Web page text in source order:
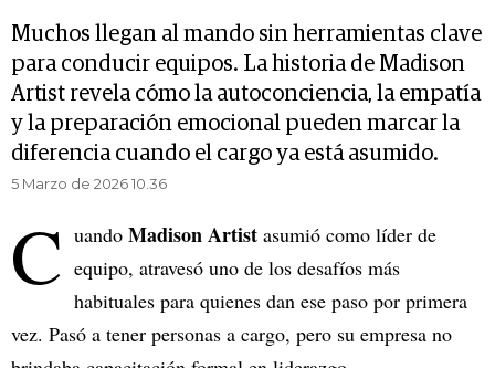
Muchos llegan al mando sin herramientas clave
para conducir equipos. La historia de Madison
Artist revela cómo la autoconciencia, la empatía
y la preparación emocional pueden marcar la
diferencia cuando el cargo ya está asumido.
5 Marzo de 2026 10.36
C uando Madison Artist asumió como líder de
equipo, atravesó uno de los desafíos más
habituales para quienes dan ese paso por primera
vez. Pasó a tener personas a cargo, pero su empresa no